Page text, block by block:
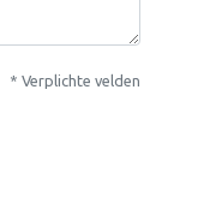
* Verplichte velden